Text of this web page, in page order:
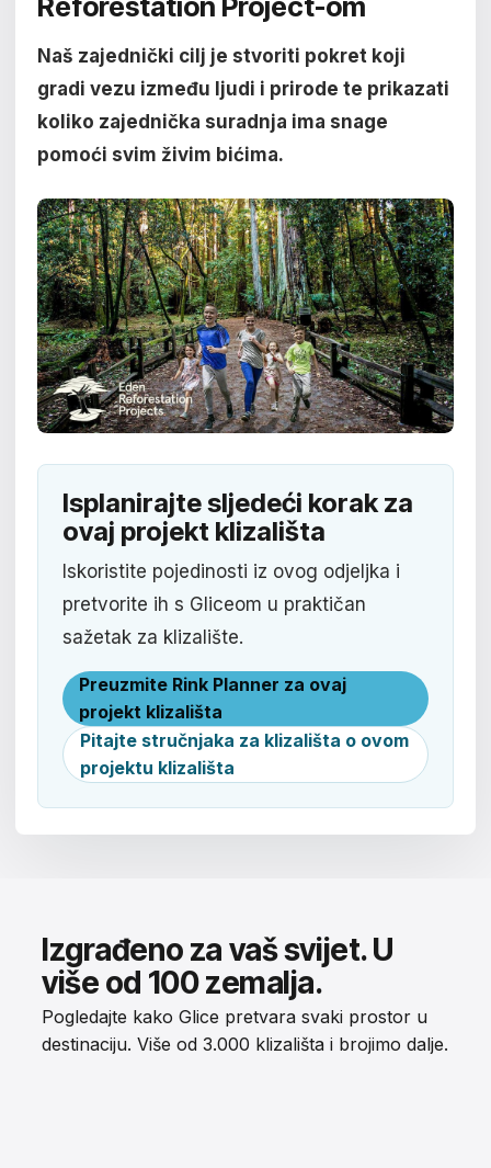
Reforestation Project-om
Naš zajednički cilj je stvoriti pokret koji
gradi vezu između ljudi i prirode te prikazati
koliko zajednička suradnja ima snage
pomoći svim živim bićima.
Isplanirajte sljedeći korak za
ovaj projekt klizališta
Iskoristite pojedinosti iz ovog odjeljka i
pretvorite ih s Gliceom u praktičan
sažetak za klizalište.
Preuzmite Rink Planner za ovaj
projekt klizališta
Pitajte stručnjaka za klizališta o ovom
projektu klizališta
Izgrađeno za vaš svijet. U
više od 100 zemalja.
Pogledajte kako Glice pretvara svaki prostor u
destinaciju. Više od 3.000 klizališta i brojimo dalje.